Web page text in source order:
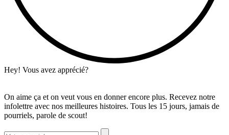
Hey! Vous avez apprécié?
On aime ça et on veut vous en donner encore plus. Recevez notre
infolettre avec nos meilleures histoires. Tous les 15 jours, jamais de
pourriels, parole de scout!